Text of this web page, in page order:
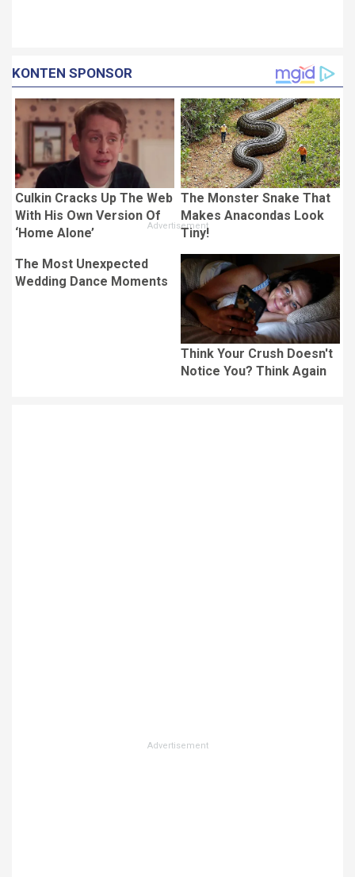
KONTEN SPONSOR
Culkin Cracks Up The Web
With His Own Version Of
‘Home Alone’
The Monster Snake That
Makes Anacondas Look
Tiny!
The Most Unexpected
Wedding Dance Moments
Think Your Crush Doesn't
Notice You? Think Again